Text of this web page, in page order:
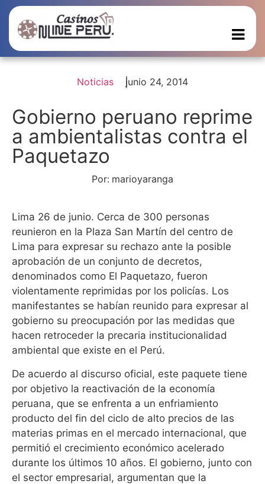
Noticias junio 24, 2014
Gobierno peruano reprime
a ambientalistas contra el
Paquetazo
Por: marioyaranga
Lima 26 de junio. Cerca de 300 personas
reunieron en la Plaza San Martín del centro de
Lima para expresar su rechazo ante la posible
aprobación de un conjunto de decretos,
denominados como El Paquetazo, fueron
violentamente reprimidas por los policías. Los
manifestantes se habían reunido para expresar al
gobierno su preocupación por las medidas que
hacen retroceder la precaria institucionalidad
ambiental que existe en el Perú.
De acuerdo al discurso oficial, este paquete tiene
por objetivo la reactivación de la economía
peruana, que se enfrenta a un enfriamiento
producto del fin del ciclo de alto precios de las
materias primas en el mercado internacional, que
permitió el crecimiento económico acelerado
durante los últimos 10 años. El gobierno, junto con
el sector empresarial, argumentan que la